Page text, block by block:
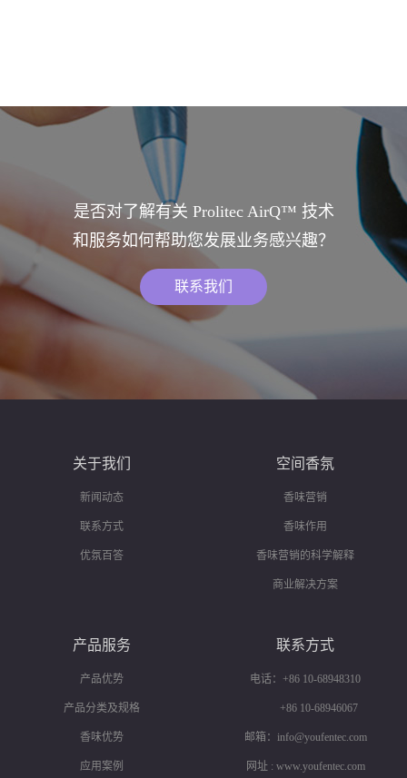
是否对了解有关 Prolitec AirQ™ 技术
和服务如何帮助您发展业务感兴趣？
联系我们
关于我们
新闻动态
联系方式
优氛百答
空间香氛
香味营销
香味作用
香味营销的科学解释
商业解决方案
产品服务
产品优势
产品分类及规格
香味优势
应用案例
联系方式
电话：+86 10-68948310
+86 10-68946067
邮箱：info@youfentec.com
网址 : www.youfentec.com